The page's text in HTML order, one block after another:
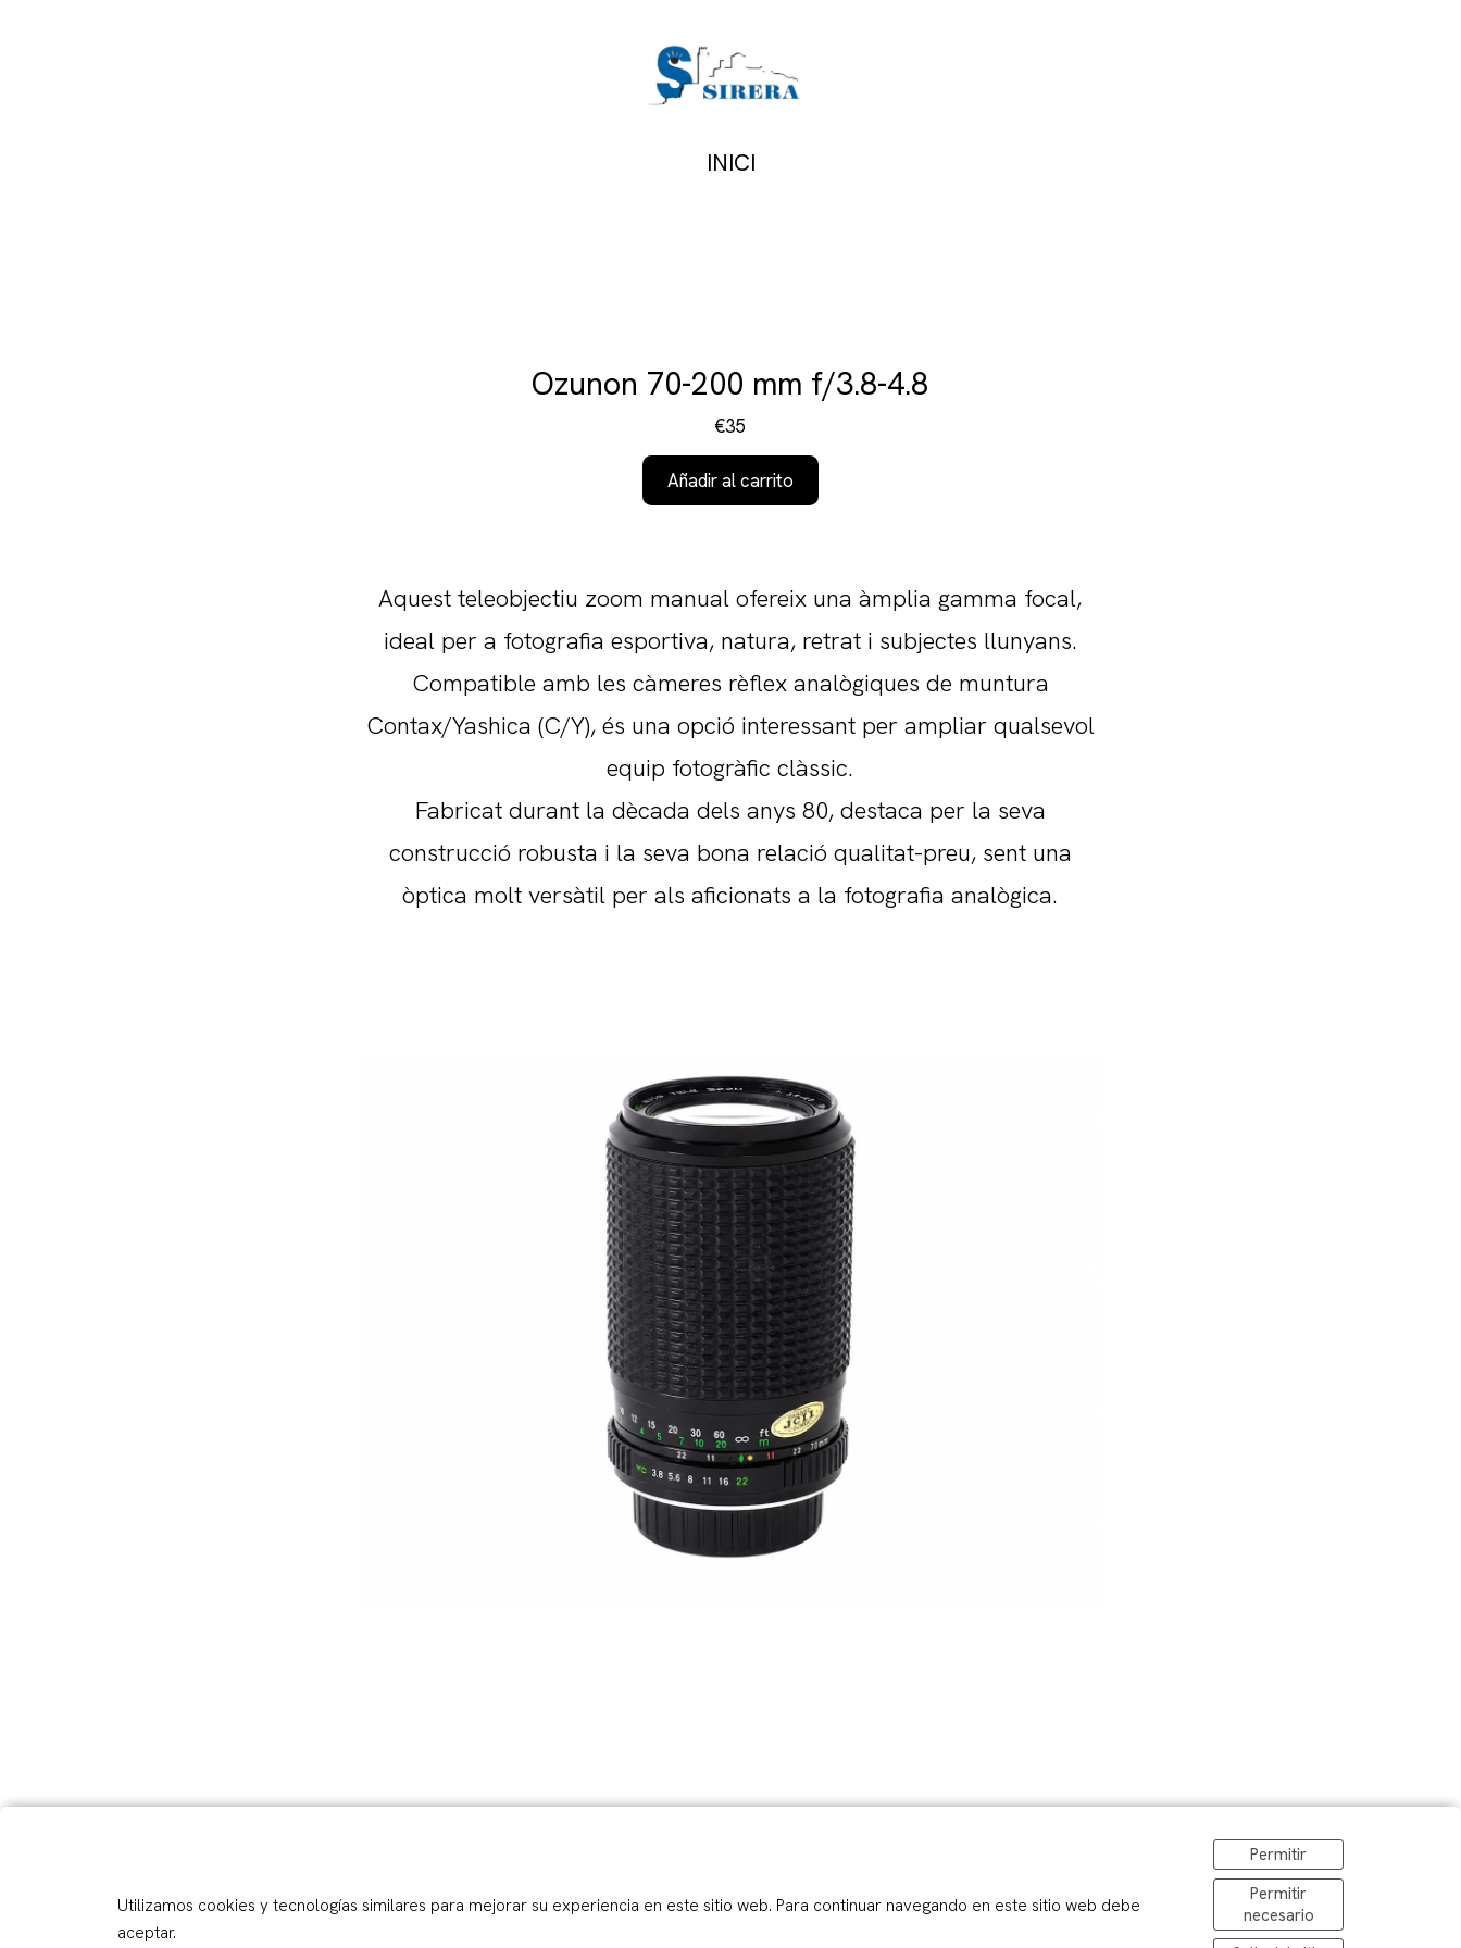
INICI
Ozunon 70-200 mm f/3.8-4.8
€35
Añadir al carrito
Aquest teleobjectiu zoom manual ofereix una àmplia gamma focal,
ideal per a fotografia esportiva, natura, retrat i subjectes llunyans.
Compatible amb les càmeres rèflex analògiques de muntura
Contax/Yashica (C/Y), és una opció interessant per ampliar qualsevol
equip fotogràfic clàssic.
Fabricat durant la dècada dels anys 80, destaca per la seva
construcció robusta i la seva bona relació qualitat-preu, sent una
òptica molt versàtil per als aficionats a la fotografia analògica.
Utilizamos cookies y tecnologías similares para mejorar su experiencia en este sitio web. Para continuar navegando en este sitio web debe
aceptar.
Permitir
Permitir
necesario